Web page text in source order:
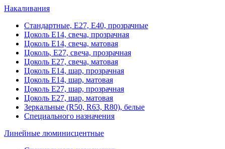
Накаливания
Стандартные, Е27, Е40, прозрачные
Цоколь Е14, свеча, прозрачная
Цоколь Е14, свеча, матовая
Цоколь, Е27, свеча, прозрачная
Цоколь Е27, свеча, матовая
Цоколь Е14, шар, прозрачная
Цоколь Е14, шар, матовая
Цоколь Е27, шар, прозрачная
Цоколь Е27, шар, матовая
Зеркальные (R50, R63, R80), белые
Специального назначения
Линейные люминисцентные